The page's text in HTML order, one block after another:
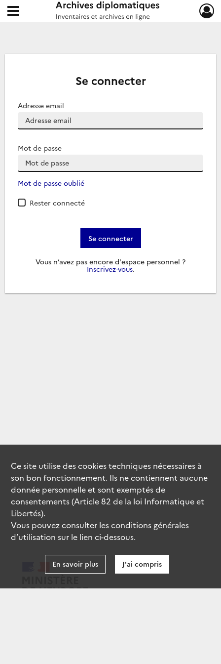
Archives diplomatiques
Ouvrir le menu déroulant
Se connecter
Adresse email
Mot de passe
Mot de passe oublié
Rester connecté
Se connecter
Vous n’avez pas encore d'espace personnel ?
Inscrivez-vous.
Ce site utilise descookiestechniques nécessaires à
son bon fonctionnement. Ils ne contiennent aucune
donnée personnelle et sont exemptés de
consentements (Article 82 de la loi Informatique et
Libertés).
Vous pouvez consulter les conditions générales
d’utilisation sur le lien ci-dessous.
En savoir plus J'ai compris